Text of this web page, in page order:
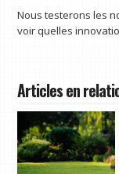
Nous testerons les
voir quelles
Articles en